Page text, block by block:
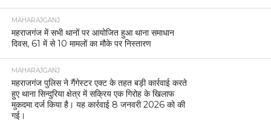
MAHARAJGANJ
महराजगंज में सभी थानों पर आयोजित हुआ थाना समाधान
दिवस, 61 में से 10 मामलों का मौके पर निस्तारण
MAHARAJGANJ
महराजगंज पुलिस ने गैंगेस्टर एक्ट के तहत बड़ी कार्रवाई करते
हुए थाना सिन्दुरिया क्षेत्र में सक्रिय एक गिरोह के खिलाफ
मुकदमा दर्ज किया है। यह कार्रवाई 8 जनवरी 2026 को की
गई।